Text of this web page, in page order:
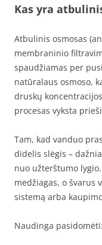
Kas yra
Atbulinis osmosas
membraninio
spaudžiamas per
natūralaus osmoso,
druskų
procesas vyksta
Tam, kad vanduo
didelis slėgis –
nuo užterštumo
medžiagas, o švarus
sistemą arba
Naudinga pasidomėti: